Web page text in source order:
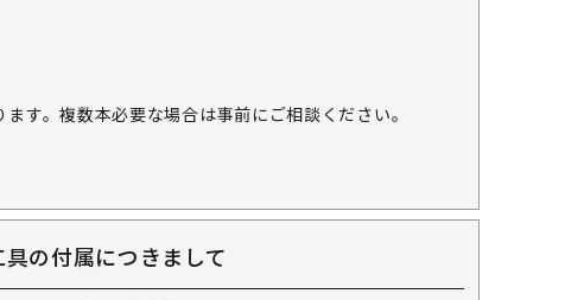
す。複数本必要な場合は事前にご相談ください。
の付属につきまして